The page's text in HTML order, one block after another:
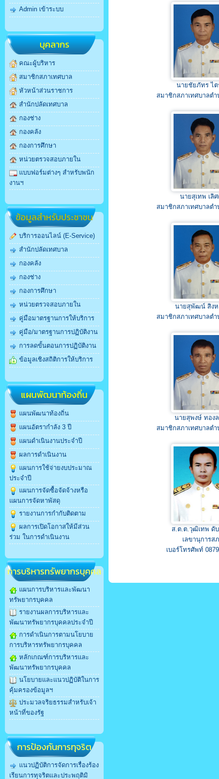
Admin เข้าระบบ
บุคลากร
คณะผู้บริหาร
สมาชิกสภาเทศบาล
หัวหน้าส่วนราชการ
สำนักปลัดเทศบาล
กองช่าง
กองคลัง
กองการศึกษา
หน่วยตรวจสอบภายใน
แบบฟอร์มต่างๆ สำหรับพนัก
งานฯ
ข้อมูลสำหรับประชาชน
บริการออนไลน์ (E-Service)
สำนักปลัดเทศบาล
กองคลัง
กองช่าง
กองการศึกษา
หน่วยตรวจสอบภายใน
คู่มือมาตรฐานการให้บริการ
คู่มือ/มาตรฐานการปฏิบัติงาน
การลดขั้นตอนการปฏิบัติงาน
ข้อมูลเชิงสถิติการให้บริการ
แผนพัฒนาท้องถิ่น
แผนพัฒนาท้องถิ่น
แผนอัตรากำลัง 3 ปี
แผนดำเนินงานประจำปี
ผลการดำเนินงาน
แผนการใช้จ่ายงบประมาณ
ประจำปี
แผนการจัดซื้อจัดจ้างหรือ
แผนการจัดหาพัสดุ
รายงานการกำกับติดตาม
ผลการเปิดโอกาสให้มีส่วน
ร่วม ในการดำเนินงาน
การบริหารทรัพยากรบุคคล
แผนการบริหารและพัฒนา
ทรัพยากรบุคคล
รายงานผลการบริหารและ
พัฒนาทรัพยากรบุคคลประจำปี
การดำเนินการตามนโยบาย
การบริหารทรัพยากรบุคคล
หลักเกณฑ์การบริหารและ
พัฒนาทรัพยากรบุคคล
นโยบายและแนวปฏิบัติในการ
คุ้มครองข้อมูลฯ
ประมวลจริยธรรมสำหรับเจ้า
หน้าที่ของรัฐ
การป้องกันการทุจริต
แนวปฏิบัติการจัดการเรื่องร้อง
เรียนการทุจริตและประพฤติมิ
นายชัยภัทร ไต
สมาชิกสภาเทศบาลต
นายสุเทพ เลิ
สมาชิกสภาเทศบาลต
นายสุพัฒน์ สิง
สมาชิกสภาเทศบาลต
นายสุพงษ์ ทอง
สมาชิกสภาเทศบาลต
ส.ต.ต.วุฒิเทพ ดั
เลขานุการส
เบอร์โทรศัพท์